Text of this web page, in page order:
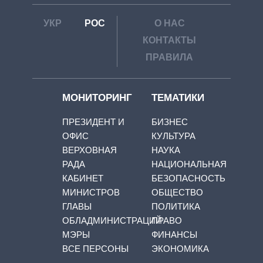
УКР РОС
О НАС
КОНТАКТЫ
ПРАВИЛА
МОНИТОРИНГ
ПРЕЗИДЕНТ И
ОФИС
ВЕРХОВНАЯ
РАДА
КАБИНЕТ
МИНИСТРОВ
ГЛАВЫ
ОБЛАДМИНИСТРАЦИЙ
МЭРЫ
ВСЕ ПЕРСОНЫ
ТЕМАТИКИ
БИЗНЕС
КУЛЬТУРА
НАУКА
НАЦИОНАЛЬНАЯ
БЕЗОПАСНОСТЬ
ОБЩЕСТВО
ПОЛИТИКА
ПРАВО
ФИНАНСЫ
ЭКОНОМИКА